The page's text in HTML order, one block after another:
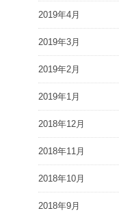
2019年4月
2019年3月
2019年2月
2019年1月
2018年12月
2018年11月
2018年10月
2018年9月